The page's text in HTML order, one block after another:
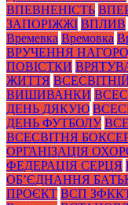
ВПЕВНЕНІСТЬ
ЗАПОРІЖЖІ ВПЛИВ
Времевка Времовка
ВРУЧЕННЯ
ПОВІСТКИ
ЖИТТЯ
ВИШИВАНКИ
ДЕНЬ ДЯКУЮ
ДЕНЬ ФУТБОЛУ
ВСЕСВІТНЯ
ОРГАНІЗАЦІЯ
ФЕДЕРАЦІЯ СЕРЦЯ
ОБ’ЄДНАННЯ
ПРОЄКТ ВСП ЗФККТ